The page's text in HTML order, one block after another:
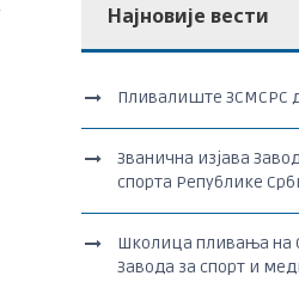
Најновије вести
Пливалиште ЗСМСРС
Званична изјава
спорта Републике
Школица пливања на
Завода за спорт и